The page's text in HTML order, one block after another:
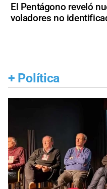
El Pentágono reveló
voladores no
+ Política